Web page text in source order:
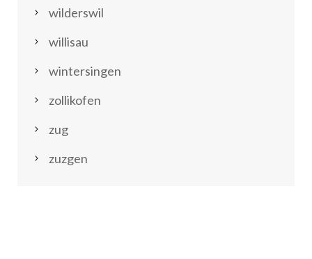
wilderswil
willisau
wintersingen
zollikofen
zug
zuzgen